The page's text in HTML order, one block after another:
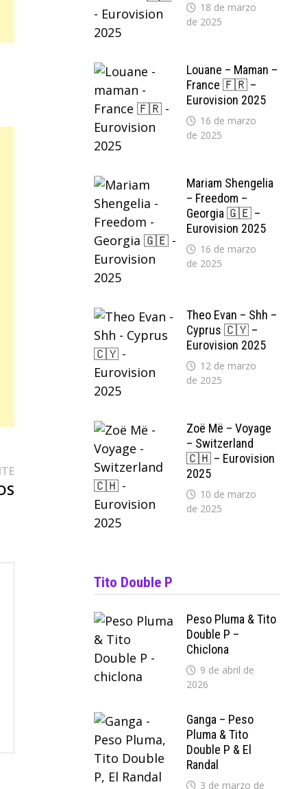
Entrada
18 de marzo
de 2025
Louane – Maman –
France 🇫🇷 –
Eurovision 2025
16 de marzo
de 2025
Mariam Shengelia
– Freedom –
Georgia 🇬🇪 –
Eurovision 2025
16 de marzo
de 2025
Theo Evan – Shh –
Cyprus 🇨🇾 –
Eurovision 2025
12 de marzo
de 2025
Zoë Më – Voyage
– Switzerland
🇨🇭 – Eurovision
2025
10 de marzo
de 2025
Tito Double P
Peso Pluma & Tito
Double P –
Chiclona
9 de abril de
2026
Ganga – Peso
Pluma & Tito
Double P & El
Randal
3 de marzo de